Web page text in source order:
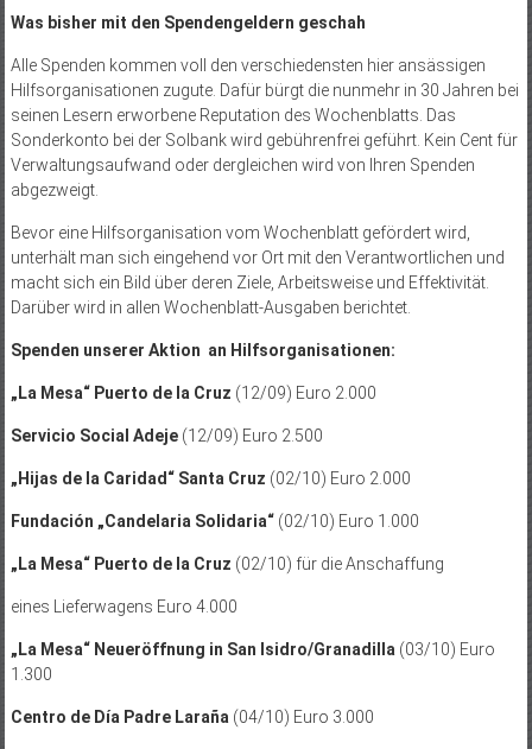
Was bisher mit den Spendengeldern geschah
Alle Spenden kommen voll den verschiedensten hier ansässigen
Hilfsorganisationen zugute. Dafür bürgt die nunmehr in 30 Jahren bei
seinen Lesern erworbene Reputation des Wochenblatts. Das
Sonderkonto bei der Solbank wird gebührenfrei geführt. Kein Cent für
Verwaltungsaufwand oder dergleichen wird von Ihren Spenden
abgezweigt.
Bevor eine Hilfsorganisation vom Wochenblatt gefördert wird,
unterhält man sich eingehend vor Ort mit den Verantwortlichen und
macht sich ein Bild über deren Ziele, Arbeitsweise und Effektivität.
Darüber wird in allen Wochenblatt-Ausgaben berichtet.
Spenden unserer Aktion an Hilfsorganisationen:
„La Mesa“ Puerto de la Cruz (12/09) Euro 2.000
Servicio Social Adeje(12/09) Euro 2.500
„Hijas de la Caridad“ Santa Cruz (02/10) Euro 2.000
Fundación „Candelaria Solidaria“(02/10) Euro 1.000
„La Mesa“ Puerto de la Cruz (02/10) für die Anschaffung
eines Lieferwagens Euro 4.000
„La Mesa“ Neueröffnung in San Isidro/Granadilla (03/10) Euro
1.300
Centro de Día Padre Laraña (04/10) Euro 3.000